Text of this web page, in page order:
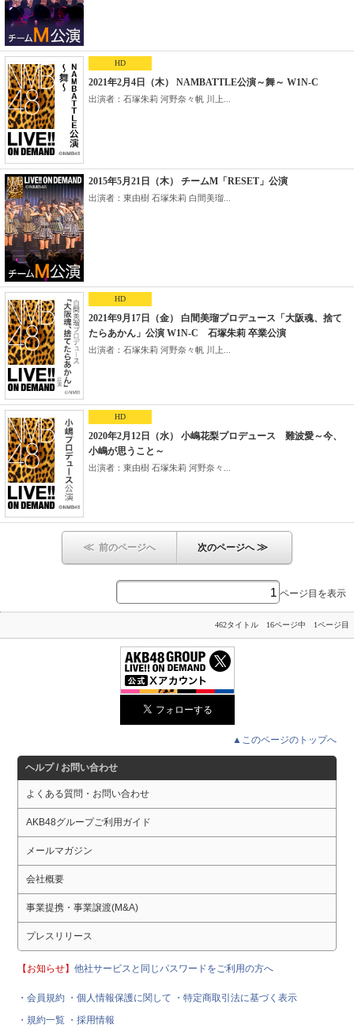
HD
2021年2月4日（木） NAMBATTLE公演～舞～ W1N-C
出演者：石塚朱莉 河野奈々帆 川上...
2015年5月21日（木） チームM「RESET」公演
出演者：東由樹 石塚朱莉 白間美瑠...
HD
2021年9月17日（金） 白間美瑠プロデュース「大阪魂、捨て
たらあかん」公演 W1N-C 石塚朱莉 卒業公演
出演者：石塚朱莉 河野奈々帆 川上...
HD
2020年2月12日（水） 小嶋花梨プロデュース 難波愛～今、
小嶋が思うこと～
出演者：東由樹 石塚朱莉 河野奈々...
≪ 前のページへ 次のページへ≫
ページ目を表示
462タイトル 16ページ中 1ページ目
▲このページのトップへ
ヘルプ / お問い合わせ
よくある質問・お問い合わせ
AKB48グループご利用ガイド
メールマガジン
会社概要
事業提携・事業譲渡(M&A)
プレスリリース
【お知らせ】他社サービスと同じパスワードをご利用の方へ
・会員規約 ・個人情報保護に関して
・特定商取引法に基づく表示
・規約一覧 ・採用情報